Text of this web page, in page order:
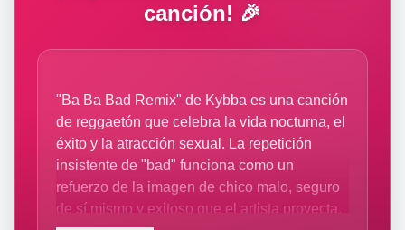
canción! 🎉
"Ba Ba Bad Remix" de Kybba es una canción
de reggaetón que celebra la vida nocturna, el
éxito y la atracción sexual. La repetición
insistente de "bad" funciona como un
refuerzo de la imagen de chico malo, seguro
de sí mismo y exitoso que el artista proyecta.